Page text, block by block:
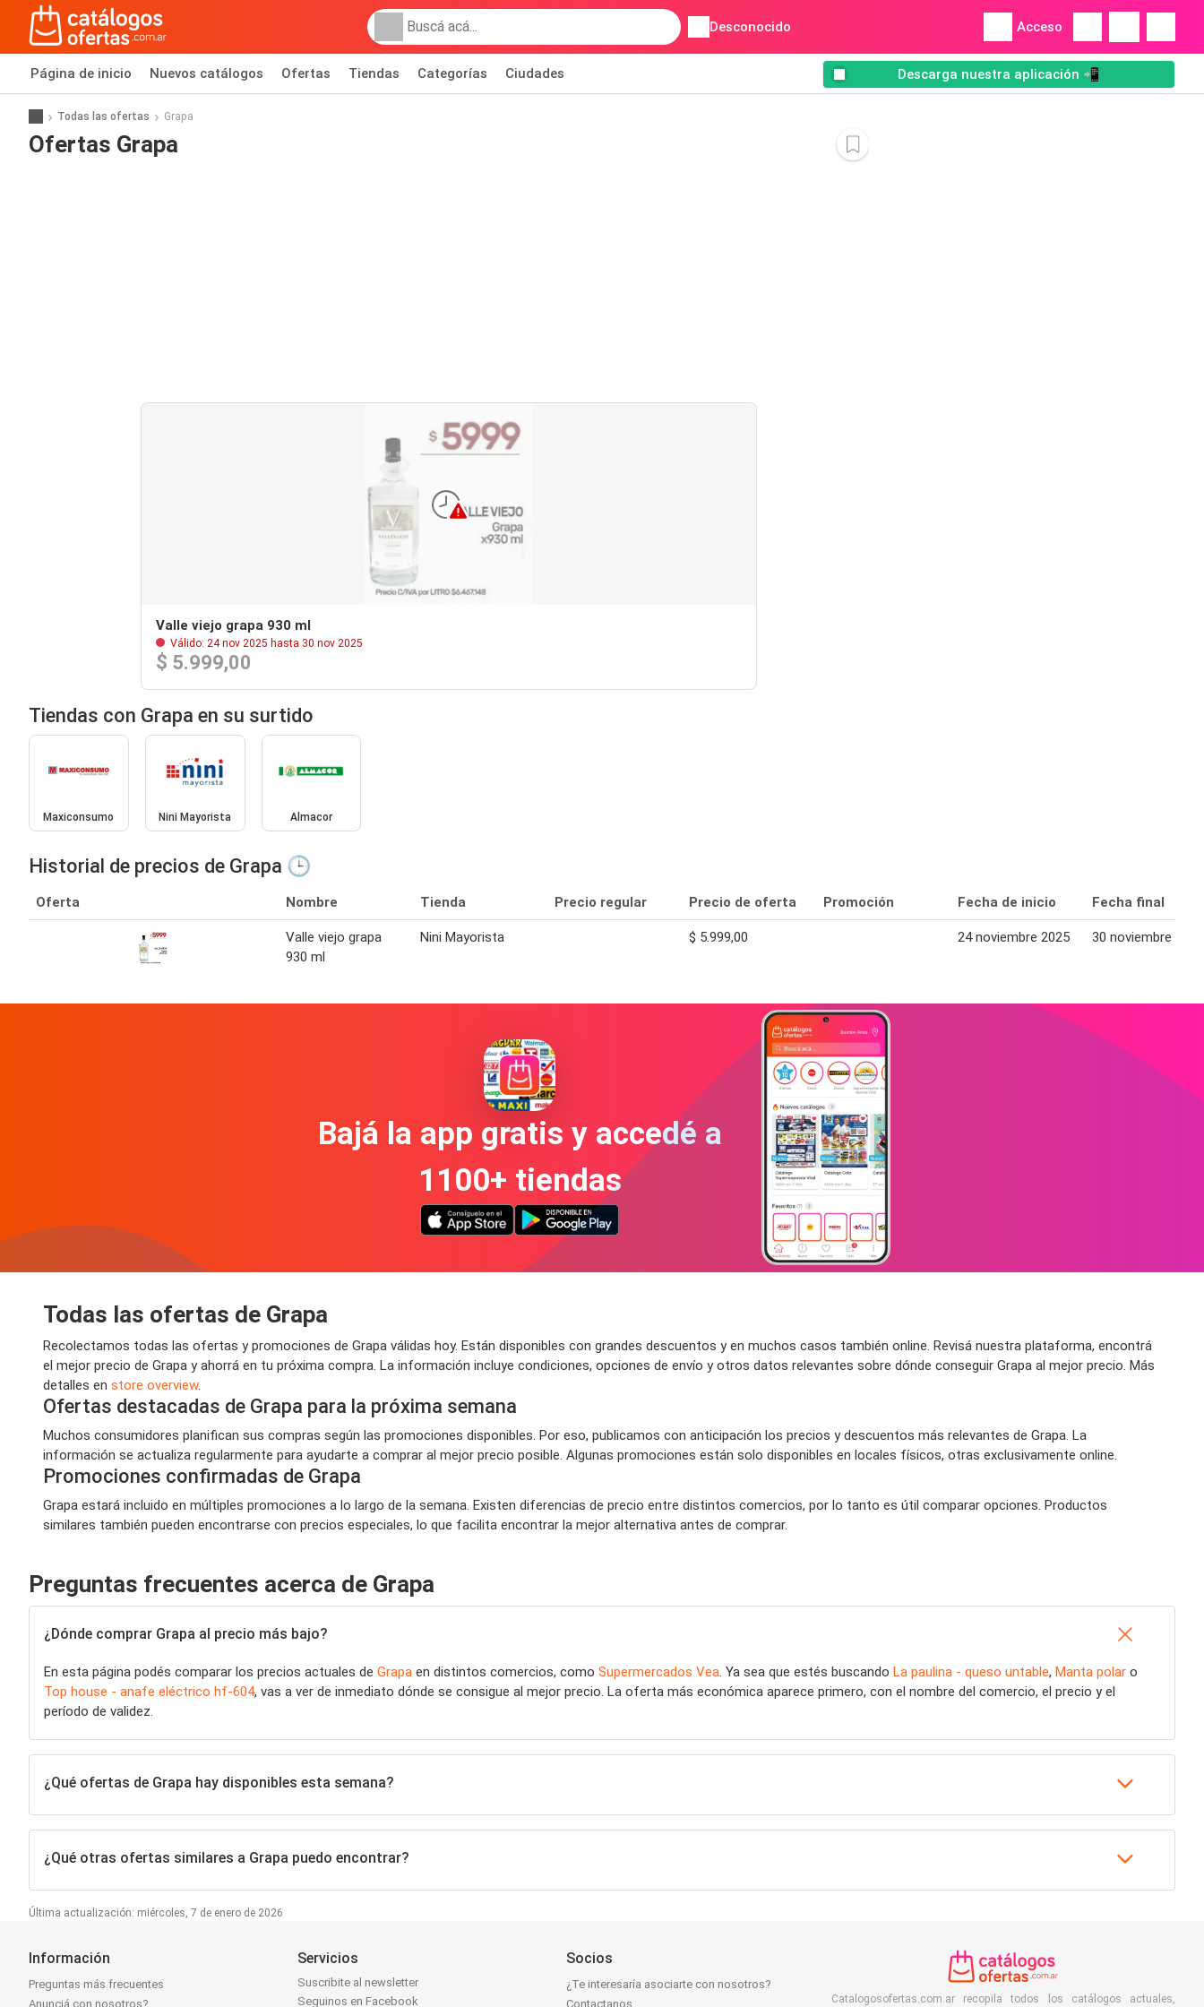
Desconocido Acceso
Página de inicio Nuevos catálogos Ofertas Tiendas Categorías Ciudades Descarga nuestra aplicación 📲
Todas las ofertas Grapa
Ofertas Grapa
Valle viejo grapa 930 ml
Válido: 24 nov 2025 hasta 30 nov 2025
$ 5.999,00
Tiendas con Grapa en su surtido
Maxiconsumo Nini Mayorista Almacor
Historial de precios de Grapa 🕒
Oferta Nombre Tienda Precio regular Precio de oferta Promoción Fecha de inicio Fecha final
Valle viejo grapa
930 ml
Nini Mayorista $ 5.999,00 24 noviembre 2025 30 noviembre 2025
Bajá la app gratis y accedé a
1100+ tiendas
Todas las ofertas de Grapa
Recolectamos todas las ofertas y promociones de Grapa válidas hoy. Están disponibles con grandes descuentos y en muchos casos también online. Revisá nuestra plataforma, encontrá
el mejor precio de Grapa y ahorrá en tu próxima compra. La información incluye condiciones, opciones de envío y otros datos relevantes sobre dónde conseguir Grapa al mejor precio. Más
detalles en store overview.
Ofertas destacadas de Grapa para la próxima semana
Muchos consumidores planifican sus compras según las promociones disponibles. Por eso, publicamos con anticipación los precios y descuentos más relevantes de Grapa. La
información se actualiza regularmente para ayudarte a comprar al mejor precio posible. Algunas promociones están solo disponibles en locales físicos, otras exclusivamente online.
Promociones confirmadas de Grapa
Grapa estará incluido en múltiples promociones a lo largo de la semana. Existen diferencias de precio entre distintos comercios, por lo tanto es útil comparar opciones. Productos
similares también pueden encontrarse con precios especiales, lo que facilita encontrar la mejor alternativa antes de comprar.
Preguntas frecuentes acerca de Grapa
¿Dónde comprar Grapa al precio más bajo?
En esta página podés comparar los precios actuales de Grapa en distintos comercios, como Supermercados Vea . Ya sea que estés buscando La paulina - queso untable, Manta polar o
Top house - anafe eléctrico hf-604, vas a ver de inmediato dónde se consigue al mejor precio. La oferta más económica aparece primero, con el nombre del comercio, el precio y el
período de validez.
¿Qué ofertas de Grapa hay disponibles esta semana?
¿Qué otras ofertas similares a Grapa puedo encontrar?
Última actualización: miércoles, 7 de enero de 2026
Información
Preguntas más frecuentes
Anunciá con nosotros?
Servicios
Suscribite al newsletter
Seguinos en Facebook
Socios
¿Te interesaría asociarte con nosotros?
Contactanos
Catalogosofertas.com.ar recopila todos los catálogos actuales,